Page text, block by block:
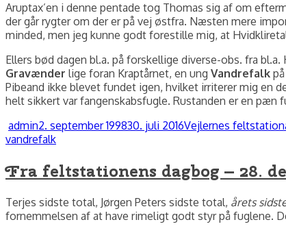
Aruptax’en i denne pentade tog Thomas sig af om
der går rygter om der er på vej østfra. Næsten mere
minded, men jeg kunne godt forestille mig, at
Ellers bød dagen bl.a. på forskellige diverse-obs. fra
Gravænder lige foran Kraptårnet, en ung Vandrefalk
Pibeand ikke blevet fundet igen, hvilket irriterer mig en
helt sikkert var fangenskabsfugle. Rustanden er en pæn
Forfatter
adminUdgivet
2. september 199830. juli 2016Kategorier
Vejlernes feltstation
vandrefalk
Fra feltstationens dagbog – 28.
Terjes sidste total, Jørgen Peters sidste total, årets
fornemmelsen af at have rimeligt godt styr på fuglene.